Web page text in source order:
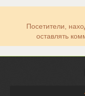
Посетители,
оставлять